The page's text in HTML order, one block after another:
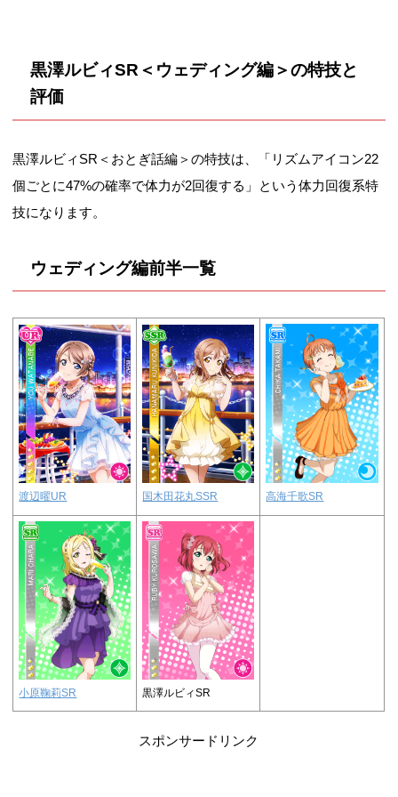
黒澤ルビィSR＜ウェディング編＞の特技と
評価
黒澤ルビィSR＜おとぎ話編＞の特技は、「リズムアイコン22
個ごとに47%の確率で体力が2回復する」という体力回復系特
技になります。
ウェディング編前半一覧
渡辺曜UR 国木田花丸SSR 高海千歌SR
小原鞠莉SR 黒澤ルビィSR
スポンサードリンク